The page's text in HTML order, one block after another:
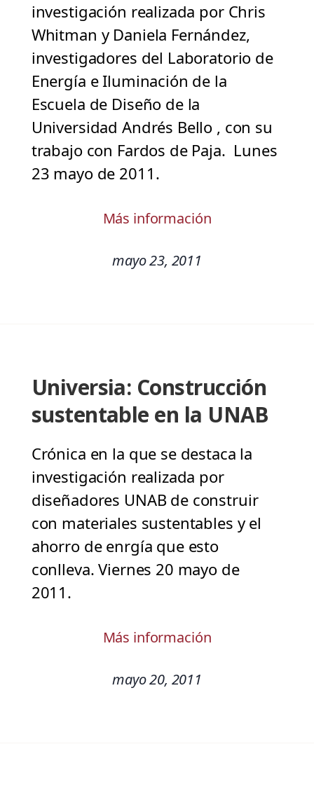
investigación realizada por Chris
Whitman y Daniela Fernández,
investigadores del Laboratorio de
Energía e Iluminación de la
Escuela de Diseño de la
Universidad Andrés Bello , con su
trabajo con Fardos de Paja. Lunes
23 mayo de 2011.
Más información
mayo 23, 2011
Universia: Construcción
sustentable en la UNAB
Crónica en la que se destaca la
investigación realizada por
diseñadores UNAB de construir
con materiales sustentables y el
ahorro de enrgía que esto
conlleva. Viernes 20 mayo de
2011.
Más información
mayo 20, 2011